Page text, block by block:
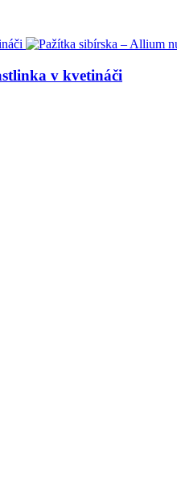
v kvetináči